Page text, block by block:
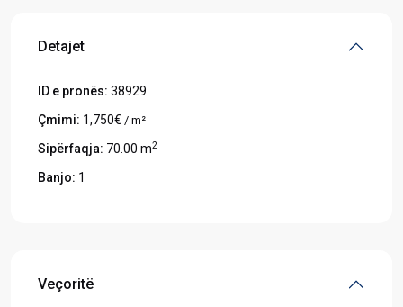
Detajet
ID e pronës: 38929
Çmimi: 1,750€ / m²
Sipërfaqja: 70.00 m2
Banjo: 1
Veçoritë